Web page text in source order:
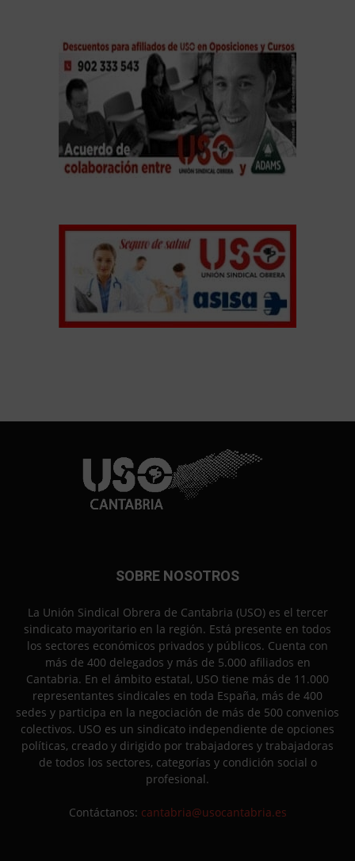
SOBRE NOSOTROS
La Unión Sindical Obrera de Cantabria (USO) es el tercer
sindicato mayoritario en la región. Está presente en todos
los sectores económicos privados y públicos. Cuenta con
más de 400 delegados y más de 5.000 afiliados en
Cantabria. En el ámbito estatal, USO tiene más de 11.000
representantes sindicales en toda España, más de 400
sedes y participa en la negociación de más de 500 convenios
colectivos. USO es un sindicato independiente de opciones
políticas, creado y dirigido por trabajadores y trabajadoras
de todos los sectores, categorías y condición social o
profesional.
Contáctanos: cantabria@usocantabria.es